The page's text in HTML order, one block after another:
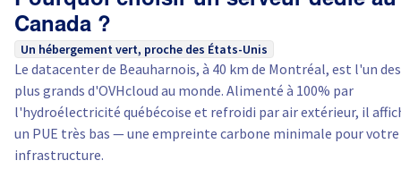
Canada ?
Un hébergement vert, proche des États-Unis
Le datacenter de Beauharnois, à 40 km de Montréal, est l'un des
plus grands d'OVHcloud au monde. Alimenté à 100% par
l'hydroélectricité québécoise et refroidi par air extérieur, il
un PUE très bas — une empreinte carbone minimale pour votre
infrastructure.